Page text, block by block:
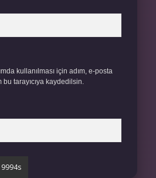
kullanılması için adım, e-posta
tarayıcıya kaydedilsin.